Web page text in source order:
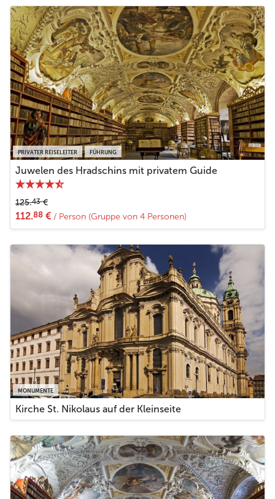
PRIVATER REISELEITER FÜHRUNG
Juwelen des Hradschins mit privatem Guide
125.43€
112.88 € / Person (Gruppe von 4 Personen)
MONUMENTE
Kirche St. Nikolaus auf der Kleinseite